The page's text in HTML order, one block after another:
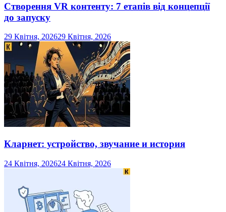
Створення VR контенту: 7 етапів від концепції
до запуску
29 Квітня, 202629 Квітня, 2026
Кларнет: устройство, звучание и история
24 Квітня, 202624 Квітня, 2026